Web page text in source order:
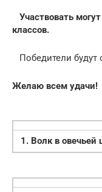
Участвовать
классов.
Победители будут
Желаю всем удачи!
1. Волк в овечьей